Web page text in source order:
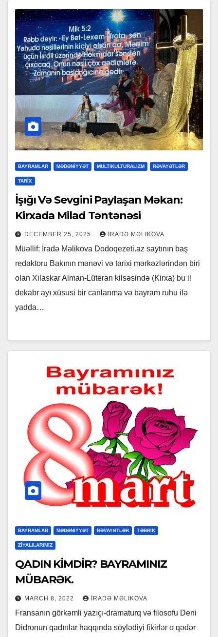
BAYRAMLAR MƏDƏNİYYƏT MULTIKULTURALIZM RƏVAYƏTLƏR
TARİX
İşığı Və Sevgini Paylaşan Məkan:
Kirxada Milad Təntənəsi
DECEMBER 25, 2025 İRADƏ MƏLIKOVA
Müəllif: İradə Məlikova Dodoqezeti.az saytının baş
redaktoru Bakının mənəvi və tarixi mərkəzlərindən biri
olan Xilaskar Alman-Lüteran kilsəsində (Kirxa) bu il
dekabr ayı xüsusi bir canlanma və bayram ruhu ilə
yadda…
BAYRAMLAR MƏDƏNİYYƏT RƏVAYƏTLƏR TƏBRİK
ZİYALILARIMIZ
QADIN KİMDİR? BAYRAMINIZ
MÜBARƏK.
MARCH 8, 2022 İRADƏ MƏLIKOVA
Fransanın görkəmli yazıçı-dramaturq və filosofu Deni
Didronun qadınlar haqqında söylədiyi fikirlər o qədər